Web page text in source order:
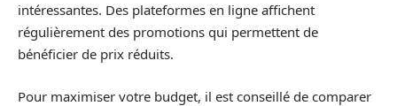
intéressantes. Des plateformes en ligne affichent
régulièrement des promotions qui permettent de
bénéficier de prix réduits.
Pour maximiser votre budget, il est conseillé de comparer